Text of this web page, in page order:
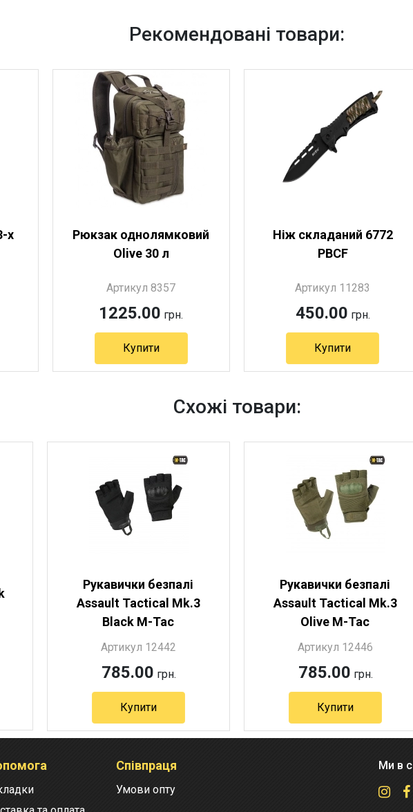
Рекомендовані товари:
х
Рюкзак однолямковий
Olive 30 л
Артикул 8357
1225.00 грн.
Купити
Ніж складаний 6772
PBCF
Артикул 11283
450.00 грн.
Купити
Схожі товари:
Рукавички безпалі
Assault Tactical Mk.3
Black M-Tac
Артикул 12442
785.00 грн.
Купити
Артикул 12442
Рукавички безпалі
Assault Tactical Mk.3
Olive M-Tac
Артикул 12446
785.00 грн.
Купити
Артикул 12446
Співпраця
Умови опту
Ми в